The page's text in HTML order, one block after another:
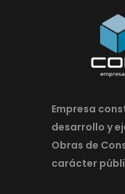
Empresa
desarrollo y
Obras de
carácter